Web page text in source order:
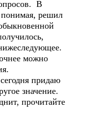
В
понимая, решил
можно
придаю
значение.
прочитайте